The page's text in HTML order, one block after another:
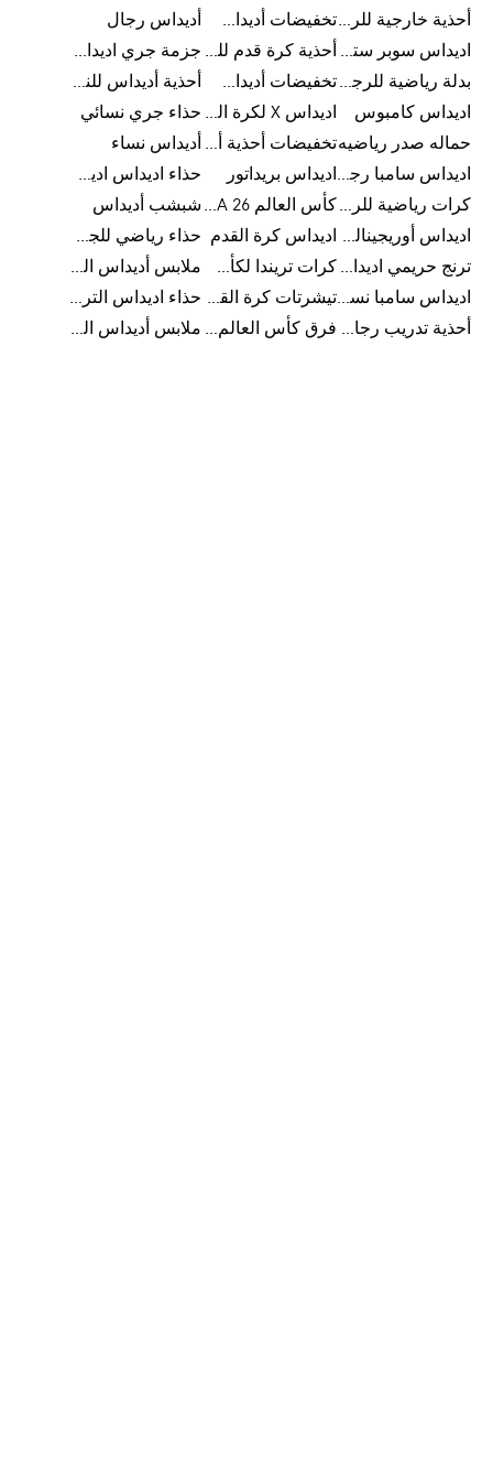
أحذية خارجية للرجال
تخفيضات أديداس للرجال
أديداس رجال
اديداس سوبر ستار رجالي
أحذية كرة قدم للرجال
جزمة جري اديداس
بدلة رياضية للرجال
تخفيضات أديداس للنساء
أحذية أديداس للنساء
اديداس كامبوس
اديداس X لكرة القدم حذاء جري نسائي
حماله صدر رياضيه
تخفيضات أحذية أديداس للرجال أديداس نساء
اديداس سامبا رجالي اديداس بريداتور
حذاء اديداس اديستار للرجال
كرات رياضية للرجال
كأس العالم FIFA 26™ شبشب أديداس
اديداس أوريجينالز للنساء
اديداس كرة القدم
حذاء رياضي للجري
ترنج حريمي اديداس
كرات تريندا لكأس العالم FIFA 26™
ملابس أديداس الرياضية
اديداس سامبا نسائي
تيشرتات كرة القدم
حذاء اديداس الترا بوست 22
أحذية تدريب رجالية
فرق كأس العالم FIFA 26™ ملابس أديداس الرجالية